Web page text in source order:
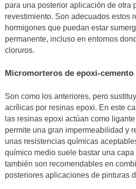
para una posterior aplicación de otra
revestimiento. Son adecuados estos
hormigones que puedan estar
permanente, incluso en entornos
cloruros.
Micromorteros de epoxi-cemento
Son como los anteriores, pero
acrílicas por resinas epoxi. En este
las resinas epoxi actúan como
permite una gran impermeabilidad y
unas resistencias químicas
químico medio suele bastar una capa
también son recomendables en
posteriores aplicaciones de pinturas